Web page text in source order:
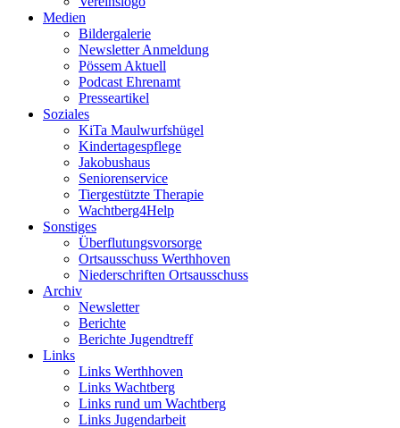
Medien
Bildergalerie
Newsletter Anmeldung
Pössem Aktuell
Podcast Ehrenamt
Presseartikel
Soziales
KiTa Maulwurfshügel
Kindertagespflege
Jakobushaus
Seniorenservice
Tiergestützte Therapie
Wachtberg4Help
Sonstiges
Überflutungsvorsorge
Ortsausschuss Werthhoven
Niederschriften Ortsausschuss
Archiv
Newsletter
Berichte
Berichte Jugendtreff
Links
Links Werthhoven
Links Wachtberg
Links rund um Wachtberg
Links Jugendarbeit